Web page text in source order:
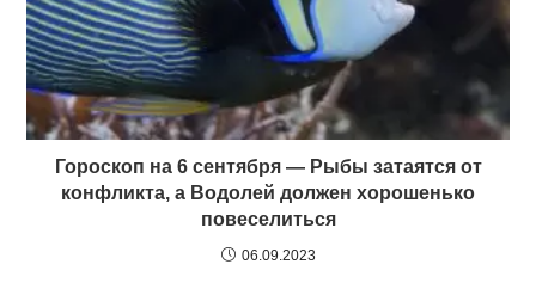
Гороскоп на 6 сентября — Рыбы затаятся от
конфликта, а Водолей должен хорошенько
повеселиться
06.09.2023